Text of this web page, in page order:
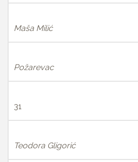
Maša Milić
Požarevac
31
Teodora Gligorić